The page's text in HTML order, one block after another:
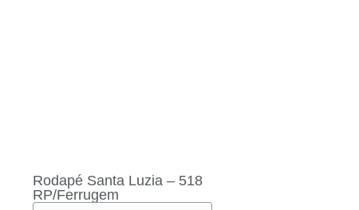
Rodapé Santa Luzia – 518
RP/Ferrugem